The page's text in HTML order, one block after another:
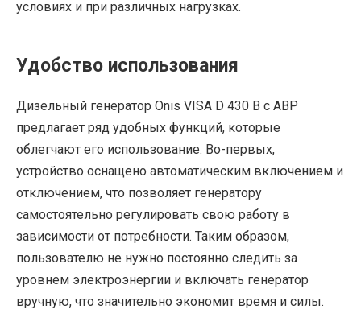
условиях и при различных нагрузках.
Удобство использования
Дизельный генератор Onis VISA D 430 B с АВР
предлагает ряд удобных функций, которые
облегчают его использование. Во-первых,
устройство оснащено автоматическим включением и
отключением, что позволяет генератору
самостоятельно регулировать свою работу в
зависимости от потребности. Таким образом,
пользователю не нужно постоянно следить за
уровнем электроэнергии и включать генератор
вручную, что значительно экономит время и силы.